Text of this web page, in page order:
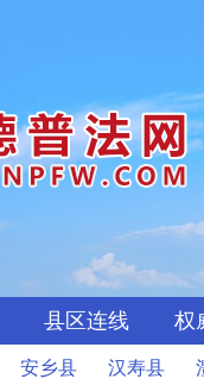
县区连线 权
安乡县 汉寿县